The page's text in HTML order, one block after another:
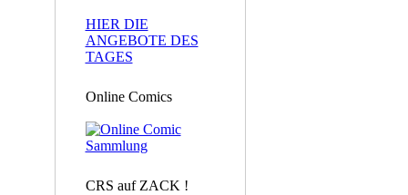
HIER DIE
ANGEBOTE DES
TAGES
Online Comics
CRS auf ZACK !